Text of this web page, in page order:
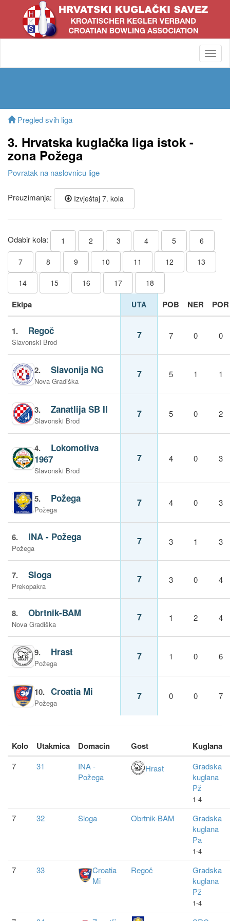
Pregled svih liga
3. Hrvatska kuglačka liga istok -
zona Požega
Povratak na naslovnicu lige
Preuzimanja: Izvještaj 7. kola
Odabir kola: 1 2 3 4 5 6
7 8 9 10 11 12 13
14 15 16 17 18
Ekipa UTA POB NER POR
1. Regoč
Slavonski Brod
7 7 0 0
2. Slavonija NG
Nova Gradiška
7 5 1 1
3. Zanatlija SB II
Slavonski Brod
7 5 0 2
4.
Lokomotiva
1967
Slavonski Brod
7 4 0 3
5. Požega
Požega
7 4 0 3
6. INA - Požega
Požega
7 3 1 3
7. Sloga
Prekopakra
7 3 0 4
8. Obrtnik-BAM
Nova Gradiška
7 1 2 4
9. Hrast
Požega
7 1 0 6
10. Croatia Mi
Požega
7 0 0 7
Kolo Utakmica Domacin Gost Kuglana
7 31
INA -
Požega
Hrast
Gradska
kuglana
Pž
1-4
7 32 Sloga Obrtnik-BAM
Gradska
kuglana
Pa
1-4
7 33
Croatia
Mi
Regoč
Gradska
kuglana
Pž
1-4